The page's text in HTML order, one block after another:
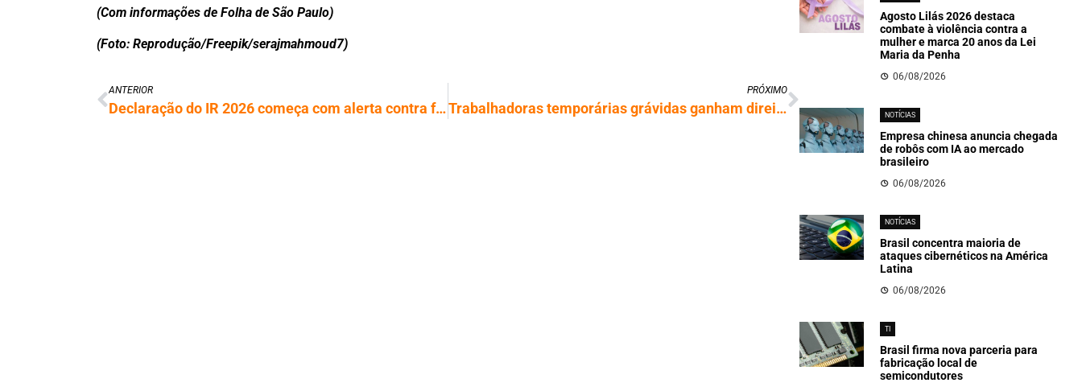
(Com informações de Folha de São Paulo)
(Foto: Reprodução/Freepik/serajmahmoud7)
ANTERIOR
Declaração do IR 2026 começa com alerta contra fraudes online
PRÓXIMO
Trabalhadoras temporárias grávidas ganham direito à estabilidade
Agosto Lilás 2026 destaca
combate à violência contra a
mulher e marca 20 anos da Lei
Maria da Penha
06/08/2026
NOTÍCIAS
Empresa chinesa anuncia chegada
de robôs com IA ao mercado
brasileiro
06/08/2026
NOTÍCIAS
Brasil concentra maioria de
ataques cibernéticos na América
Latina
06/08/2026
TI
Brasil firma nova parceria para
fabricação local de
semicondutores